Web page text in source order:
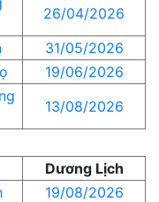
26/04/2026
31/05/2026
19/06/2026
13/08/2026
Dương Lịch
19/08/2026